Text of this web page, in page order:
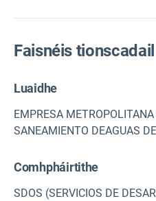
Faisnéis tionscadail
Luaidhe
EMPRESA
SANEAMIENTO DEAGUAS
Comhpháirtithe
SDOS (SERVICIOS DE